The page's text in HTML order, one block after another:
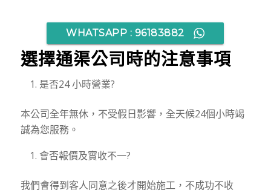
WHATSAPP : 96183882
選擇通渠公司時的注意事項
是否24 小時營業?
本公司全年無休，不受假日影響，全天候24個小時竭
誠為您服務。
會否報價及實收不一?
我們會得到客人同意之後才開始施工，不成功不收